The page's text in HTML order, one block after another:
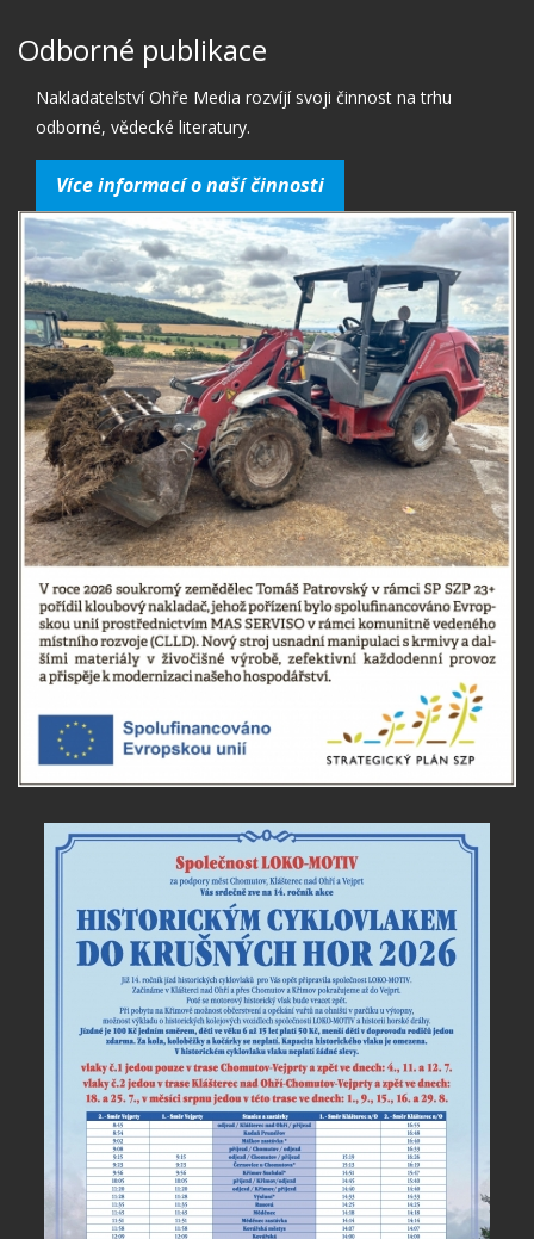
Odborné publikace
Nakladatelství Ohře Media rozvíjí svoji činnost na trhu
odborné, vědecké literatury.
Více informací o naší činnosti